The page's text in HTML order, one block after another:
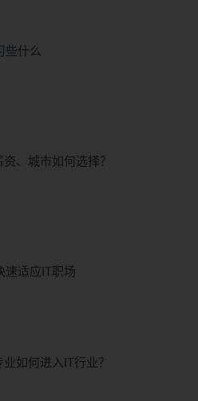
些什么
、城市如何选择？
速适应IT职场
如何进入IT行业？